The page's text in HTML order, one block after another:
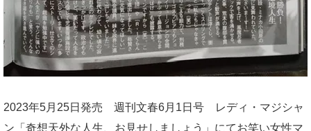
2023年5月25日発売 週刊文春6月1日号 レディ・マジシャ
ン「奇想天外な人生、お見せしましょう」にてお笑い女性マ